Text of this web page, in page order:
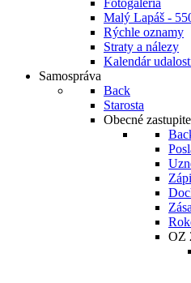
Fotogaléria
Malý Lapáš -
Rýchle oznamy
Straty a nálezy
Kalendár
Samospráva
Back
Starosta
Obecné
OZ